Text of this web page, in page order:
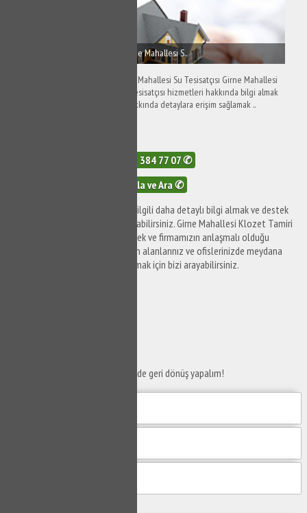
Girne Mahallesi Tesisatçı - Girne Mahallesi S..
Girne Mahallesi Tesisatçı - Girne Mahallesi Su Tesisatçısı Girne Mahallesi
tesisatçı ve Girne Mahallesi su tesisatçısı hizmetleri hakkında bilgi almak
ve Girne Mahallesi su tesisat hakkında detaylara erişim sağlamak ..
0532 384 77 07 ✆
Tıkla ve Ara ✆
Girne Mahallesi Klozet Tamiri ile ilgili daha detaylı bilgi almak ve destek
taleplerinizi iletmek için bizi arayabilirsiniz. Girne Mahallesi Klozet Tamiri
ile ilgili destek taleplerinizi iletmek ve firmamızın anlaşmalı olduğu
tesisat firmaları tarafından yaşam alanlarınız ve ofislerinizde meydana
gelen sorunları çözüme kavuşturmak için bizi arayabilirsiniz.
Taleplerinizi bize iletin en kısa sürede geri dönüş yapalım!